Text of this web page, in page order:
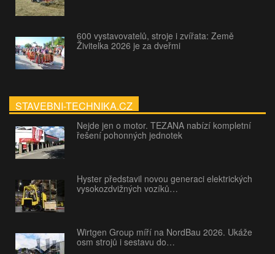
600 vystavovatelů, stroje i zvířata: Země
Živitelka 2026 je za dveřmi
STAVEBNI-TECHNIKA.CZ
Nejde jen o motor. TEZANA nabízí kompletní
řešení pohonných jednotek
Hyster představil novou generaci elektrických
vysokozdvižných vozíků…
Wirtgen Group míří na NordBau 2026. Ukáže
osm strojů i sestavu do…